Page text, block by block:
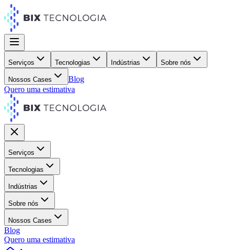
Serviços Tecnologias Indústrias Sobre nós
Nossos Cases
Blog
Quero uma estimativa
Serviços
Tecnologias
Indústrias
Sobre nós
Nossos Cases
Blog
Quero uma estimativa